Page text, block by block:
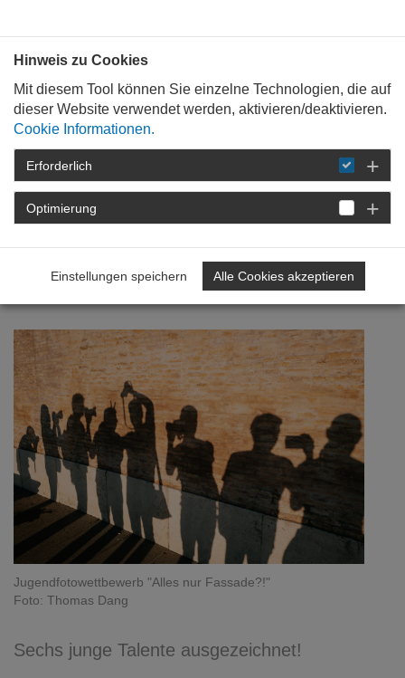
STARTSEITE DETAIL
Jugendfotopreis Architektur
2025
Jugendfotowettbewerb "Alles nur Fassade?!"
Foto: Thomas Dang
Sechs junge Talente ausgezeichnet!
Hinweis zu Cookies
Mit diesem Tool können Sie einzelne Technologien, die auf
dieser Website verwendet werden, aktivieren/deaktivieren.
Cookie Informationen.
Erforderlich
Optimierung
Einstellungen speichern Alle Cookies akzeptieren